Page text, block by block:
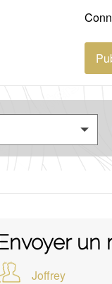
un
Joffrey